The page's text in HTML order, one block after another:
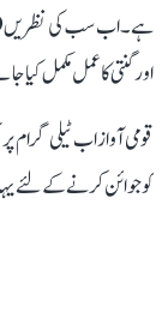
اور گنتی کا عمل مکمل کیا
قومی آواز اب ٹیلی
کو جوائن کرنے کے لئے